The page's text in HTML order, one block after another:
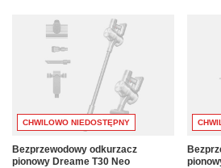
CHWILOWO NIEDOSTĘPNY
Bezprzewodowy odkurzacz
pionowy Dreame T30 Neo